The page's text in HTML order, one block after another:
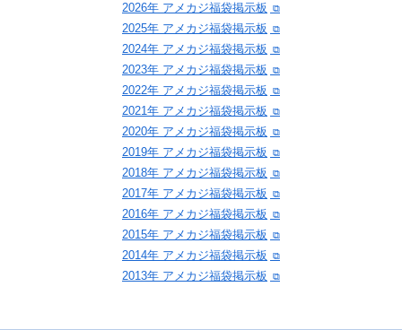
2026年 アメカジ福袋掲示板
2025年 アメカジ福袋掲示板
2024年 アメカジ福袋掲示板
2023年 アメカジ福袋掲示板
2022年 アメカジ福袋掲示板
2021年 アメカジ福袋掲示板
2020年 アメカジ福袋掲示板
2019年 アメカジ福袋掲示板
2018年 アメカジ福袋掲示板
2017年 アメカジ福袋掲示板
2016年 アメカジ福袋掲示板
2015年 アメカジ福袋掲示板
2014年 アメカジ福袋掲示板
2013年 アメカジ福袋掲示板